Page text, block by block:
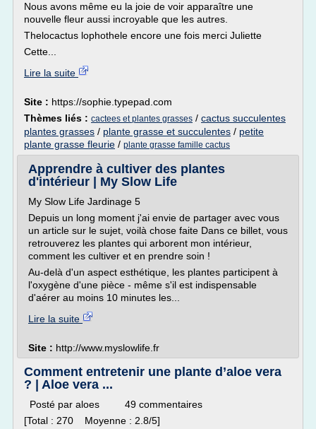
Nous avons même eu la joie de voir apparaître une
nouvelle fleur aussi incroyable que les autres.
Thelocactus lophothele encore une fois merci Juliette
Cette...
Lire la suite
Site : https://sophie.typepad.com
Thèmes liés : cactees et plantes grasses / cactus succulentes
plantes grasses / plante grasse et succulentes / petite
plante grasse fleurie / plante grasse famille cactus
Apprendre à cultiver des plantes
d'intérieur | My Slow Life
My Slow Life Jardinage 5
Depuis un long moment j'ai envie de partager avec vous
un article sur le sujet, voilà chose faite Dans ce billet, vous
retrouverez les plantes qui arborent mon intérieur,
comment les cultiver et en prendre soin !
Au-delà d'un aspect esthétique, les plantes participent à
l'oxygène d'une pièce - même s'il est indispensable
d'aérer au moins 10 minutes les...
Lire la suite
Site : http://www.myslowlife.fr
Comment entretenir une plante d’aloe vera
? | Aloe vera ...
Posté par aloes 49 commentaires
[Total : 270 Moyenne : 2.8/5]